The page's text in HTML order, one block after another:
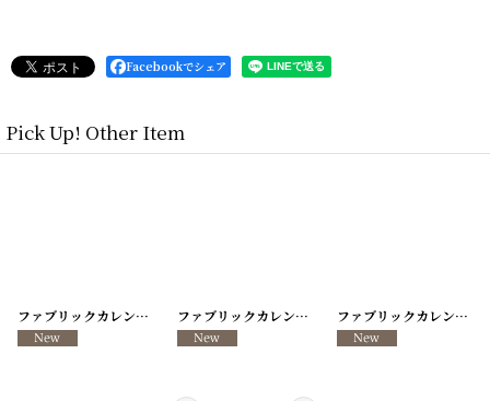
Facebookでシェア
Pick Up! Other Item
[260317-13 [260317-12 [260317-11
ファブリックカレンダー ・キッチンクロス リメイクパンツ/VINTAGE REMAKE PANTS ファブリックカレンダー ・キッチンクロス リメイクパンツ/VINTAGE REMAKE PANTS ファブリックカレンダー ・キッチンクロス リメイクパンツ/VINTAGE REMAKE PANTS